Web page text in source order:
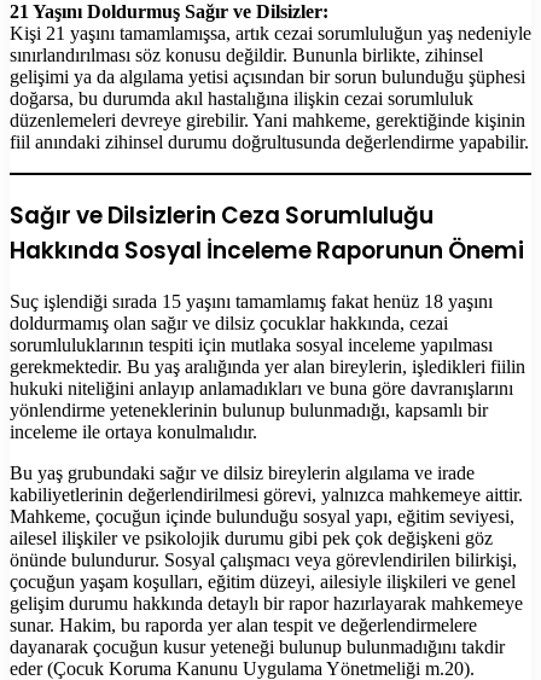
21 Yaşını Doldurmuş Sağır ve Dilsizler:
Kişi 21 yaşını tamamlamışsa, artık cezai sorumluluğun yaş nedeniyle
sınırlandırılması söz konusu değildir. Bununla birlikte, zihinsel
gelişimi ya da algılama yetisi açısından bir sorun bulunduğu şüphesi
doğarsa, bu durumda akıl hastalığına ilişkin cezai sorumluluk
düzenlemeleri devreye girebilir. Yani mahkeme, gerektiğinde kişinin
fiil anındaki zihinsel durumu doğrultusunda değerlendirme yapabilir.
Sağır ve Dilsizlerin Ceza Sorumluluğu
Hakkında Sosyal İnceleme Raporunun Önemi
Suç işlendiği sırada 15 yaşını tamamlamış fakat henüz 18 yaşını
doldurmamış olan sağır ve dilsiz çocuklar hakkında, cezai
sorumluluklarının tespiti için mutlaka sosyal inceleme yapılması
gerekmektedir. Bu yaş aralığında yer alan bireylerin, işledikleri fiilin
hukuki niteliğini anlayıp anlamadıkları ve buna göre davranışlarını
yönlendirme yeteneklerinin bulunup bulunmadığı, kapsamlı bir
inceleme ile ortaya konulmalıdır.
Bu yaş grubundaki sağır ve dilsiz bireylerin algılama ve irade
kabiliyetlerinin değerlendirilmesi görevi, yalnızca mahkemeye aittir.
Mahkeme, çocuğun içinde bulunduğu sosyal yapı, eğitim seviyesi,
ailesel ilişkiler ve psikolojik durumu gibi pek çok değişkeni göz
önünde bulundurur. Sosyal çalışmacı veya görevlendirilen bilirkişi,
çocuğun yaşam koşulları, eğitim düzeyi, ailesiyle ilişkileri ve genel
gelişim durumu hakkında detaylı bir rapor hazırlayarak mahkemeye
sunar. Hakim, bu raporda yer alan tespit ve değerlendirmelere
dayanarak çocuğun kusur yeteneği bulunup bulunmadığını takdir
eder (Çocuk Koruma Kanunu Uygulama Yönetmeliği m.20).